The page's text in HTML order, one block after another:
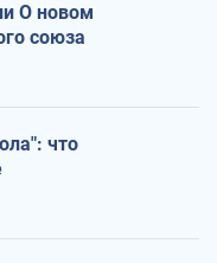
О новом
союза
что